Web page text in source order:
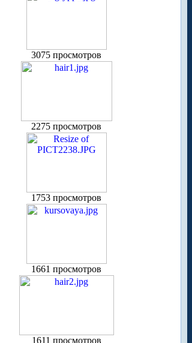
3075 просмотров
2275 просмотров
1753 просмотров
1661 просмотров
1611 просмотров